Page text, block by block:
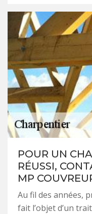
POUR UN
RÉUSSI,
MP
Au fil des années,
fait l’objet d’un